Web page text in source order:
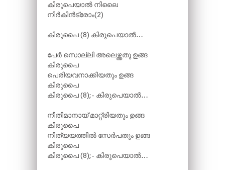
കിരുപെയാൽ നിലൈ
നിർകിൻട്രോം(2)
കിരുപൈ (8) കിരുപെയാൽ…
പേർ സൊല്ലി അലെഴ്ത്തതു ഉങ്ങ
കിരുപൈ
പെരിയവനാക്കിയതും ഉങ്ങ
കിരുപൈ
കിരുപൈ (8);- കിരുപെയാൽ…
നീതിമാനായ് മാറ്റ്രിയതും ഉങ്ങ
കിരുപൈ
നിത്യയത്തിൽ സേർപതും ഉങ്ങ
കിരുപൈ
കിരുപൈ (8);- കിരുപെയാൽ…